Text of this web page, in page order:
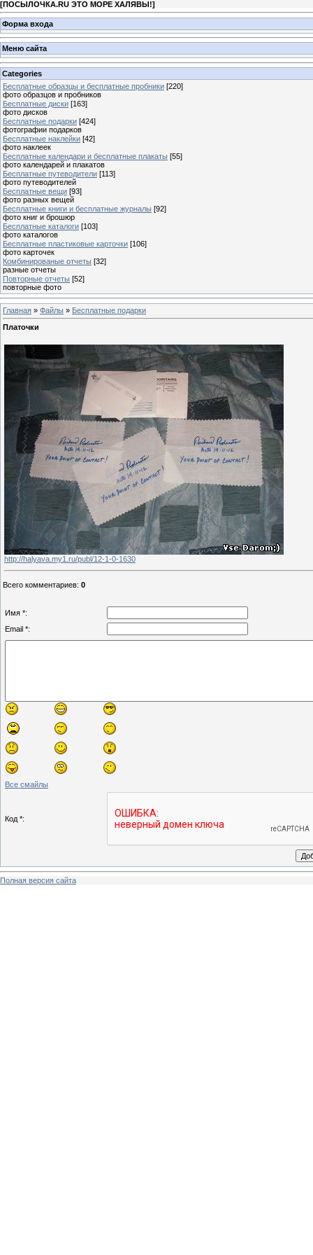
[ПОСЫЛОЧКА.RU ЭТО МОРЕ ХАЛЯВЫ!]
Форма входа
Меню сайта
Categories
Бесплатные образцы и бесплатные пробники [220]
фото образцов и пробников
Бесплатные диски [163]
фото дисков
Бесплатные подарки [424]
фотографии подарков
Бесплатные наклейки [42]
фото наклеек
Бесплатные календари и бесплатные плакаты [55]
фото календарей и плакатов
Бесплатные путеводители [113]
фото путеводителей
Бесплатные вещи [93]
фото разных вещей
Бесплатные книги и бесплатные журналы [92]
фото книг и брошюр
Бесплатные каталоги [103]
фото каталогов
Бесплатные пластиковые карточки [106]
фото карточек
Комбинированые отчеты [32]
разные отчеты
Повторные отчеты [52]
повторные фото
Главная » Файлы » Бесплатные подарки
Платочки
http://halyava.my1.ru/publ/12-1-0-1630
Всего комментариев: 0
Имя *:
Email *:
Все смайлы
Код *:
Полная версия сайта